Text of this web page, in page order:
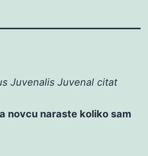
Juvenalis Juvenal citat
novcu naraste koliko sam